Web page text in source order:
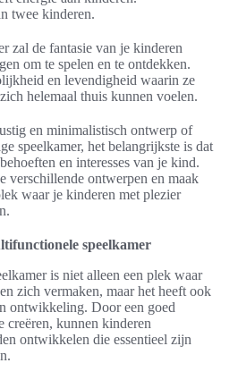
twee kinderen.
zal de fantasie van je kinderen
om te spelen en te ontdekken.
en levendigheid waarin ze
helemaal thuis kunnen voelen.
en minimalistisch ontwerp of
speelkamer, het belangrijkste is dat
en interesses van je kind.
verschillende ontwerpen en maak
waar je kinderen met plezier
speelkamer
is niet alleen een plek waar
zich vermaken, maar het heeft ook
ontwikkeling. Door een goed
creëren, kunnen kinderen
ontwikkelen die essentieel zijn